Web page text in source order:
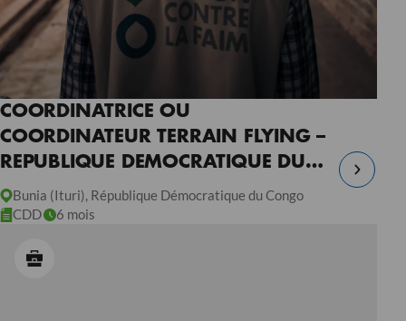
COORDINATRICE OU
COORDINATEUR TERRAIN FLYING –
REPUBLIQUE DEMOCRATIQUE DU
CONGO
Bunia (Ituri), République Démocratique du Congo
CDD
6 mois